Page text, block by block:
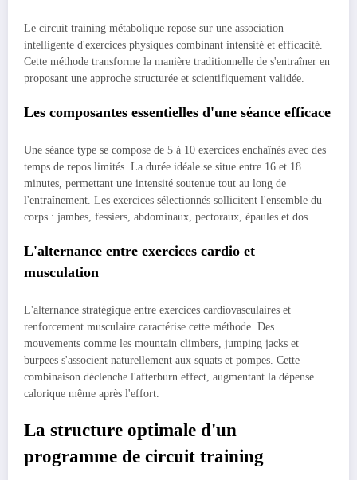
Le circuit training métabolique repose sur une association
intelligente d'exercices physiques combinant intensité et efficacité.
Cette méthode transforme la manière traditionnelle de s'entraîner en
proposant une approche structurée et scientifiquement validée.
Les composantes essentielles d'une séance efficace
Une séance type se compose de 5 à 10 exercices enchaînés avec des
temps de repos limités. La durée idéale se situe entre 16 et 18
minutes, permettant une intensité soutenue tout au long de
l'entraînement. Les exercices sélectionnés sollicitent l'ensemble du
corps : jambes, fessiers, abdominaux, pectoraux, épaules et dos.
L'alternance entre exercices cardio et
musculation
L'alternance stratégique entre exercices cardiovasculaires et
renforcement musculaire caractérise cette méthode. Des
mouvements comme les mountain climbers, jumping jacks et
burpees s'associent naturellement aux squats et pompes. Cette
combinaison déclenche l'afterburn effect, augmentant la dépense
calorique même après l'effort.
La structure optimale d'un
programme de circuit training